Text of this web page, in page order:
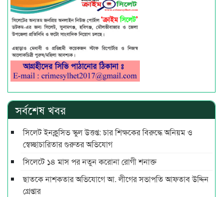
সর্বশেষ খবর
সিলেট ইনক্লুসিভ স্কুল উত্তপ্ত: চার শিক্ষকের বিরুদ্ধে অনিয়ম ও
স্বেচ্ছাচারিতার গুরুতর অভিযোগ
সিলেটে ১৪ মাস পর নতুন করোনা রোগী শনাক্ত
ছাতকে নাশকতার অভিযোগে আ. লীগের সভাপ‌তি আফতাব উদ্দিন
গ্রেপ্তার